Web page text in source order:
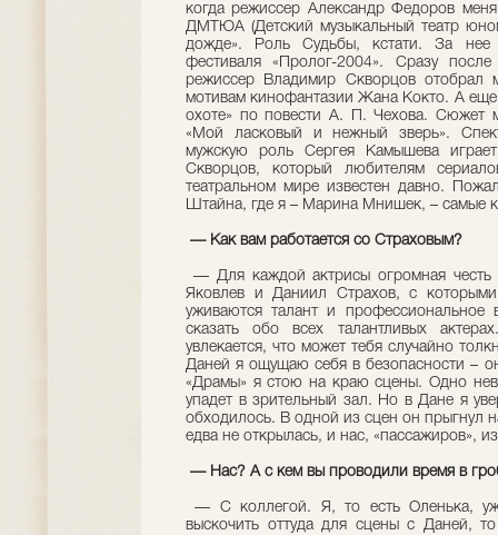
когда режиссер Александр Федоров
ДМТЮА (Детский музыкальный театр
дожде». Роль Судьбы, кстати. За нее
фестиваля «Пролог-2004». Cразу
режиссер Владимир Скворцов
мотивам кинофантазии Жана Кокто. А еще
охоте» по повести А. П. Чехова. Сюжет
«Мой ласковый и нежный зверь».
мужскую роль Сергея Камышева
Скворцов, который любителям
театральном мире известен давно.
Штайна, где я – Марина Мнишек, – самые
— Как вам работается со Страховым?
— Для каждой актрисы огромная честь
Яковлев и Даниил Страхов, с
уживаются талант и профессиональное
сказать обо всех талантливых
увлекается, что может тебя случайно
Даней я ощущаю себя в безопасности –
«Драмы» я стою на краю сцены. Одно
упадет в зрительный зал. Но в Дане я
обходилось. В одной из сцен он прыгнул
едва не открылась, и нас, «пассажиров»,
— Нас? А с кем вы проводили время в
— С коллегой. Я, то есть Оленька,
выскочить оттуда для сцены с Даней,